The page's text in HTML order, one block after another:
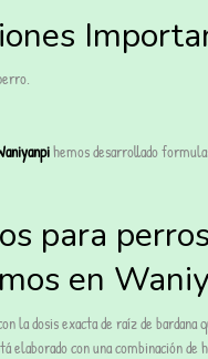
hemos desarrollado
para
en
dosis exacta de raíz de bardana
elaborado con una combinación